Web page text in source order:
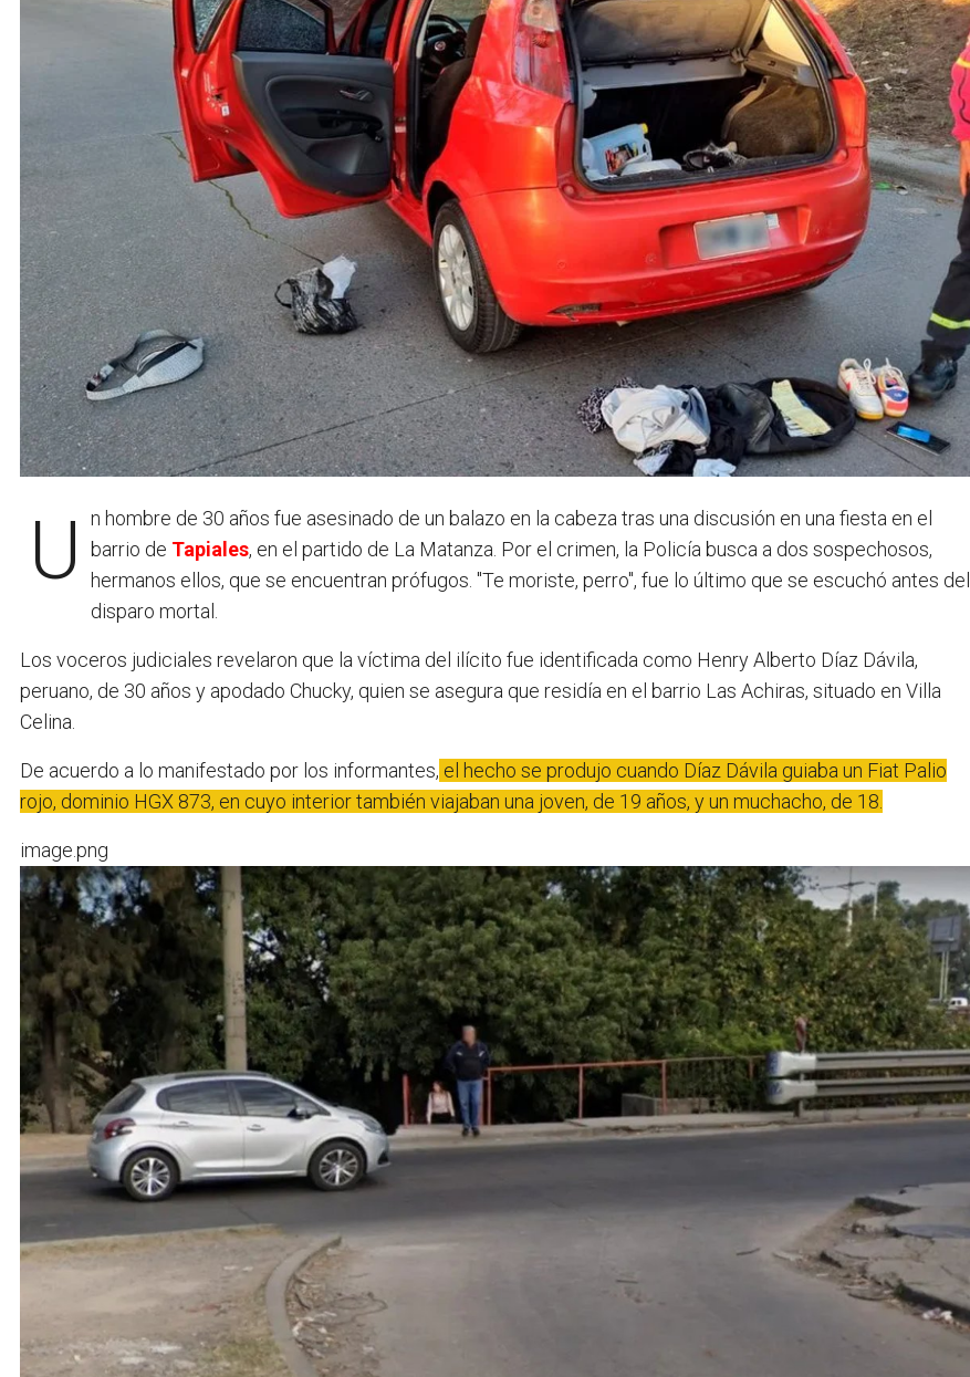
Un hombre de 30 años fue asesinado de un balazo en la cabeza tras una discusión en una fiesta en el barrio de Tapiales, en el partido de La Matanza. Por el crimen, la Policía busca a dos sospechosos,
hermanos ellos, que se encuentran prófugos. "Te moriste, perro", fue lo último que se escuchó antes del
disparo mortal.
Los voceros judiciales revelaron que la víctima del ilícito fue identificada como Henry Alberto Díaz Dávila,
peruano, de 30 años y apodado Chucky, quien se asegura que residía en el barrio Las Achiras, situado en Villa
Celina.
De acuerdo a lo manifestado por los informantes, el hecho se produjo cuando Díaz Dávila guiaba un Fiat Palio
rojo, dominio HGX 873, en cuyo interior también viajaban una joven, de 19 años, y un muchacho, de 18.
image.png